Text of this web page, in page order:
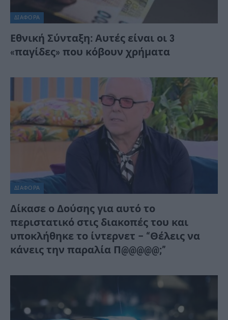
ΔΙΆΦΟΡΑ
Εθνική Σύνταξη: Αυτές είναι οι 3
«παγίδες» που κόβουν χρήματα
ΔΙΆΦΟΡΑ
Δίκασε ο Δούσης για αυτό το
περιστατικό στις διακοπές του και
υποκλήθηκε το ίντερνετ – “Θέλεις να
κάνεις την παραλία Π@@@@@;”